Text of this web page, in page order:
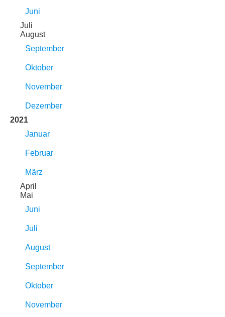
Juni
Juli
August
September
Oktober
November
Dezember
2021
Januar
Februar
März
April
Mai
Juni
Juli
August
September
Oktober
November